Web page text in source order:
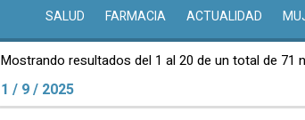
SALUD FARMACIA ACTUALIDAD
Mostrando resultados del 1 al 20 de un total de 71
1 / 9 / 2025